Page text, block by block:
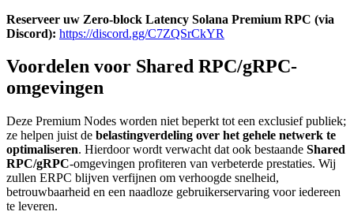
Reserveer uw Zero-block Latency Solana Premium RPC (via
Discord): https://discord.gg/C7ZQSrCkYR
Voordelen voor Shared RPC/gRPC-
omgevingen
Deze Premium Nodes worden niet beperkt tot een exclusief publiek;
ze helpen juist de belastingverdeling over het gehele netwerk te
optimaliseren. Hierdoor wordt verwacht dat ook bestaande Shared
RPC/gRPC-omgevingen profiteren van verbeterde prestaties. Wij
zullen ERPC blijven verfijnen om verhoogde snelheid,
betrouwbaarheid en een naadloze gebruikerservaring voor iedereen
te leveren.